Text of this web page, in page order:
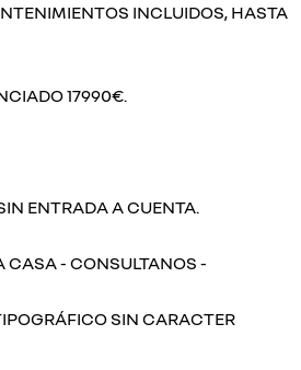
INCLUIDOS, HASTA
17990€.
ENTRADA A CUENTA.
CASA - CONSULTANOS -
SIN CARACTER